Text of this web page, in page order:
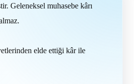
Geleneksel muhasebe kârı
elde ettiği kâr ile